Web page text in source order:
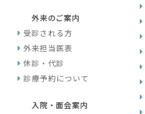
外来のご案内
受診される方
外来担当医表
休診・代診
診療予約について
入院・面会案内